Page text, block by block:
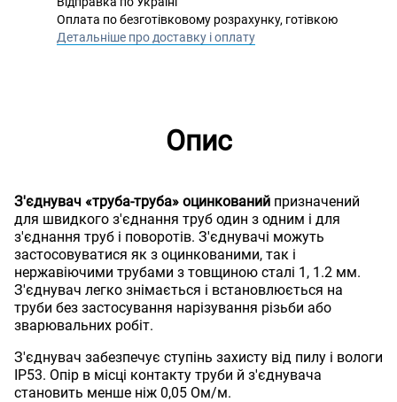
Оплата по безготівковому розрахунку, готівкою
Детальніше про доставку і оплату
Опис
З'єднувач «труба-труба» оцинкований призначений
для швидкого з'єднання труб один з одним і для
з'єднання труб і поворотів. З'єднувачі можуть
застосовуватися як з оцинкованими, так і
нержавіючими трубами з товщиною сталі 1, 1.2 мм.
З'єднувач легко знімається і встановлюється на
труби без застосування нарізування різьби або
зварювальних робіт.
З'єднувач забезпечує ступінь захисту від пилу і вологи
IP53. Опір в місці контакту труби й з'єднувача
становить менше ніж 0,05 Ом/м.